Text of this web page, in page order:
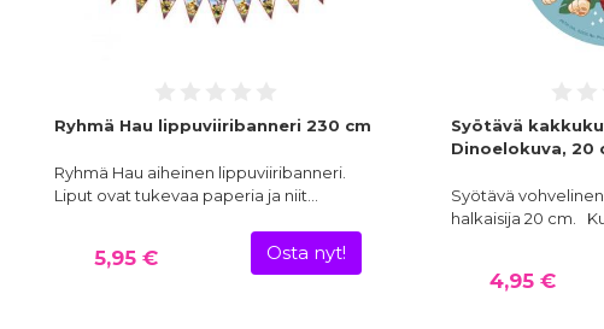
Ryhmä Hau lippuviiribanneri 230 cm
Ryhmä Hau aiheinen lippuviiribanneri.
Liput ovat tukevaa paperia ja niit…
5,95 € Osta nyt!
Syötävä
Dinoelokuva, 20
Syötävä
halkaisija 20 cm.
4,95 €